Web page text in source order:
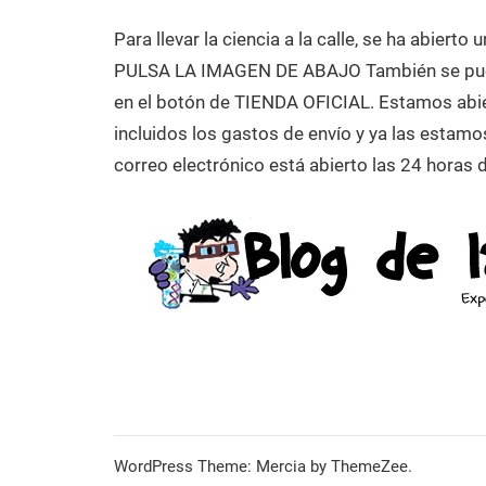
de
Biología
Molecular
Para llevar la ciencia a la calle, se ha abierto
PULSA LA IMAGEN DE ABAJO También se
en el botón de TIENDA OFICIAL. Estamos
incluidos los gastos de envío y ya las
correo electrónico está abierto las 24 horas
WordPress Theme: Mercia by ThemeZee.